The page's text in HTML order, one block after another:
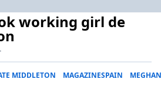
working girl de
MIDDLETON MAGAZINESPAIN